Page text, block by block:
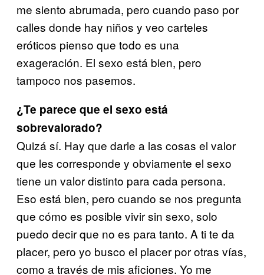
me siento abrumada, pero cuando paso por
calles donde hay niños y veo carteles
eróticos pienso que todo es una
exageración. El sexo está bien, pero
tampoco nos pasemos.
¿Te parece que el sexo está
sobrevalorado?
Quizá sí. Hay que darle a las cosas el valor
que les corresponde y obviamente el sexo
tiene un valor distinto para cada persona.
Eso está bien, pero cuando se nos pregunta
que cómo es posible vivir sin sexo, solo
puedo decir que no es para tanto. A ti te da
placer, pero yo busco el placer por otras vías,
como a través de mis aficiones. Yo me